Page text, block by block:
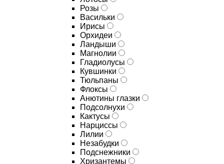
Розы
Васильки
Ирисы
Орхидеи
Ландыши
Магнолии
Гладиолусы
Кувшинки
Тюльпаны
Флоксы
Анютины глазки
Подсолнухи
Кактусы
Нарциссы
Лилии
Незабудки
Подснежники
Хризантемы